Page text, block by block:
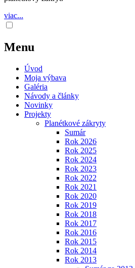
viac...
Menu
Úvod
Moja výbava
Galéria
Návody a články
Novinky
Projekty
Planétkové zákryty
Sumár
Rok 2026
Rok 2025
Rok 2024
Rok 2023
Rok 2022
Rok 2021
Rok 2020
Rok 2019
Rok 2018
Rok 2017
Rok 2016
Rok 2015
Rok 2014
Rok 2013